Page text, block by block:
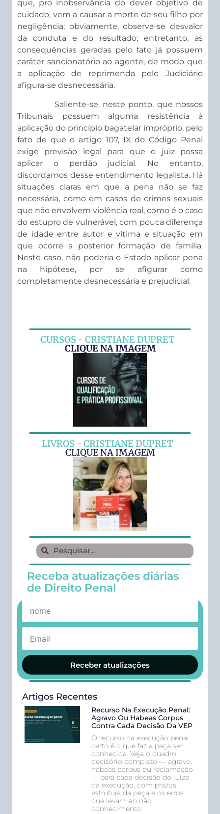
que, pro inobservância do dever objetivo de
cuidado, vem a causar a morte de seu filho por
negligência; obviamente, observa-se desvalor
da conduta e do resultado; entretanto, as
consequências geradas pelo fato já possuem
caráter sancionatório ao agente, de modo que
a aplicação de reprimenda pelo Judiciário
afigura-se desnecessária.
Saliente-se, neste ponto, que nossos
Tribunais possuem alguma resistência à
aplicação do princípio bagatelar impróprio, pelo
fato de que o artigo 107, IX do Código Penal
exige previsão legal para que o juiz possa
aplicar o perdão judicial. No entanto,
discordamos desse entendimento legalista. Há
situações claras em que a pena não se faz
necessária, como em casos de crimes sexuais
que não envolvem violência real, como é o caso
do estupro de vulnerável, com pouca diferença
de idade entre autor e vítima e situação em
que ocorre a posterior formação de família.
Neste caso, não poderia o Estado aplicar pena
na hipótese, por se afigurar como
completamente desnecessária e prejudicial.
CURSOS - CRISTIANE DUPRET
CLIQUE NA IMAGEM
LIVROS - CRISTIANE DUPRET
CLIQUE NA IMAGEM
Receba atualizações diárias
de Direito Penal
Receber atualizações
Artigos Recentes
Recurso Na Execução Penal:
Agravo Ou Habeas Corpus
Contra Cada Decisão Da VEP
O recurso na execução penal
certo é o que faz a peça ser
conhecida. Veja o quadro
decisório completo — agravo,
habeas corpus ou reclamação
— para cada decisão do juízo
da execução, com prazos,
estrutura da peça e os erros
que levam ao não
conhecimento.